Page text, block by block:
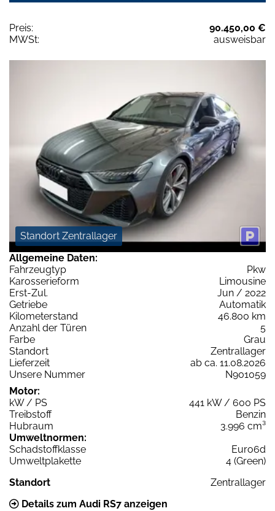
Preis:
90.450,00 €
MWSt:
ausweisbar
Standort Zentrallager
Allgemeine Daten:
Fahrzeugtyp
Pkw
Karosserieform
Limousine
Erst-Zul.
Jun / 2022
Getriebe
Automatik
Kilometerstand
46.800 km
Anzahl der Türen
5
Farbe
Grau
Standort
Zentrallager
Lieferzeit
ab ca. 11.08.2026
Unsere Nummer
N901059
Motor:
kW / PS
441 kW / 600 PS
Treibstoff
Benzin
Hubraum
3.996 cm³
Umweltnormen:
Schadstoffklasse
Euro6d
Umweltplakette
4 (Green)
Standort
Zentrallager
Details zum Audi RS7 anzeigen